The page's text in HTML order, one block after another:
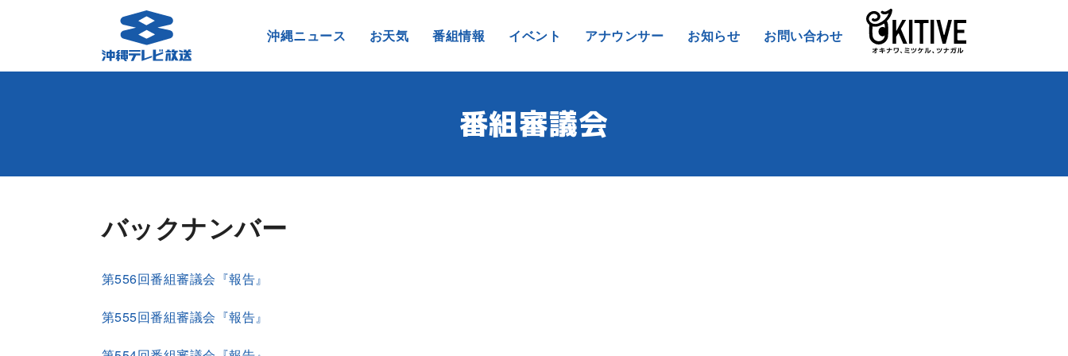
沖縄ニュース お天気 番組情報 イベント アナウンサー お知らせ お問い合わせ
番組審議会
バックナンバー
第556回番組審議会『報告』
第555回番組審議会『報告』